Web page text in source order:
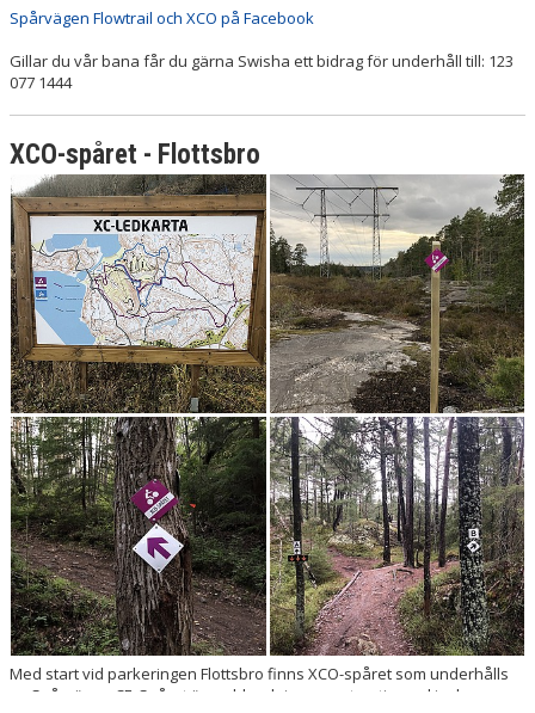
Spårvägen Flowtrail och XCO på Facebook
Gillar du vår bana får du gärna Swisha ett bidrag för underhåll till: 123
077 1444
XCO-spåret - Flottsbro
Med start vid parkeringen Flottsbro finns XCO-spåret som underhålls
av Spårvägen CF. Spåret är en blandning av naturstig med inslag av